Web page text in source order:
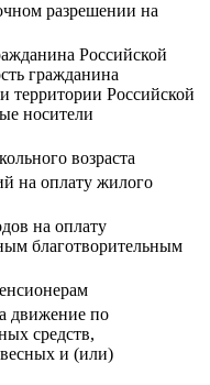
разрешении на
Российской
гражданина
территории Российской
носители
возраста
на оплату жилого
на оплату
благотворительным
движение по
средств,
и (или)